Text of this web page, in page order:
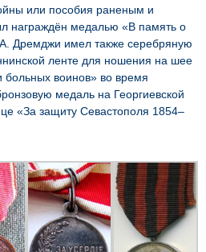
или пособия раненым и
награждён медалью «В память о
Дремджи имел также серебряную
ленте для ношения на шее
больных воинов» во время
медаль на Георгиевской
«За защиту Севастополя 1854–